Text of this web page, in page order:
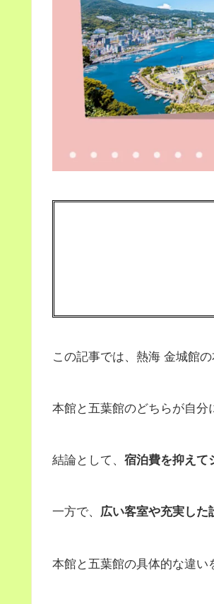
この記事では、熱海 金城館
本館と五葉館のどちらが自分
結論として、 宿泊費を抑えて
一方で、 広い客室や充実した
本館と五葉館の具体的な違い